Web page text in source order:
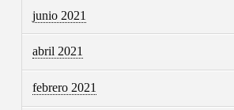
junio 2021
abril 2021
febrero 2021